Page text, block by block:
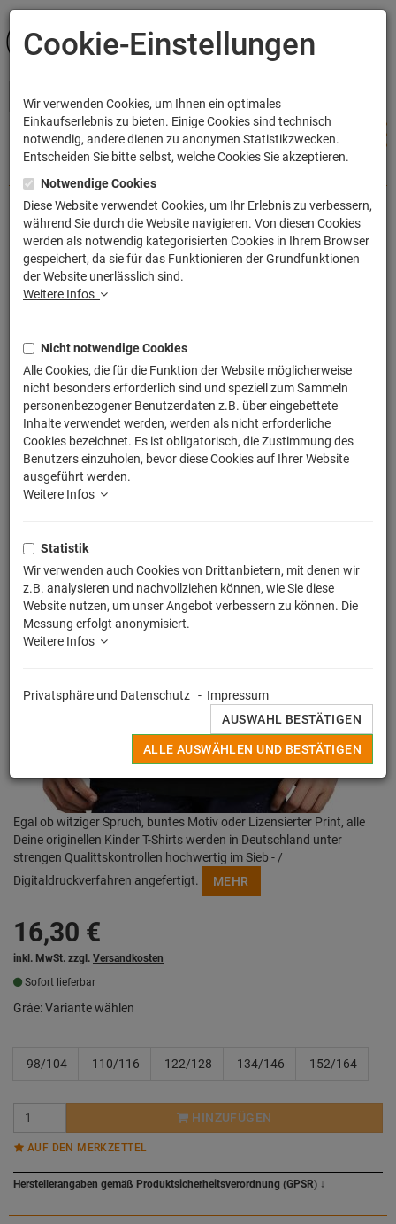
ANMELDEN
Herzschlag Arcade Automat T-Shirt
Gamer Zocken Nerd Konsole
Artikelnummer: TLM2648KT
Egal ob witziger Spruch, buntes Motiv oder Lizensierter Print, alle
Deine originellen Kinder T-Shirts werden in Deutschland unter
strengen Qualittskontrollen hochwertig im Sieb - /
Digitaldruckverfahren angefertigt.
MEHR
16,30 €
inkl. MwSt. zzgl. Versandkosten
Sofort lieferbar
Gráe:Variante wählen
98/104 110/116 122/128 134/146 152/164
HINZUFÜGEN
AUF DEN MERKZETTEL
Herstellerangaben gemäß Produktsicherheitsverordnung (GPSR) ↓
Cookie-Einstellungen
Wir verwenden Cookies, um Ihnen ein optimales
Einkaufserlebnis zu bieten. Einige Cookies sind technisch
notwendig, andere dienen zu anonymen Statistikzwecken.
Entscheiden Sie bitte selbst, welche Cookies Sie akzeptieren.
Notwendige Cookies
Diese Website verwendet Cookies, um Ihr Erlebnis zu verbessern,
während Sie durch die Website navigieren. Von diesen Cookies
werden als notwendig kategorisierten Cookies in Ihrem Browser
gespeichert, da sie für das Funktionieren der Grundfunktionen
der Website unerlässlich sind.
Weitere Infos
Nicht notwendige Cookies
Alle Cookies, die für die Funktion der Website möglicherweise
nicht besonders erforderlich sind und speziell zum Sammeln
personenbezogener Benutzerdaten z.B. über eingebettete
Inhalte verwendet werden, werden als nicht erforderliche
Cookies bezeichnet. Es ist obligatorisch, die Zustimmung des
Benutzers einzuholen, bevor diese Cookies auf Ihrer Website
ausgeführt werden.
Weitere Infos
Statistik
Wir verwenden auch Cookies von Drittanbietern, mit denen wir
z.B. analysieren und nachvollziehen können, wie Sie diese
Website nutzen, um unser Angebot verbessern zu können. Die
Messung erfolgt anonymisiert.
Weitere Infos
Privatsphäre und Datenschutz - Impressum
AUSWAHL BESTÄTIGEN
ALLE AUSWÄHLEN UND BESTÄTIGEN